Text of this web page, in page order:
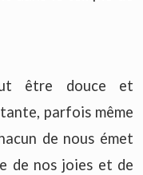
être douce et
parfois même
de nous émet
de nos joies et de